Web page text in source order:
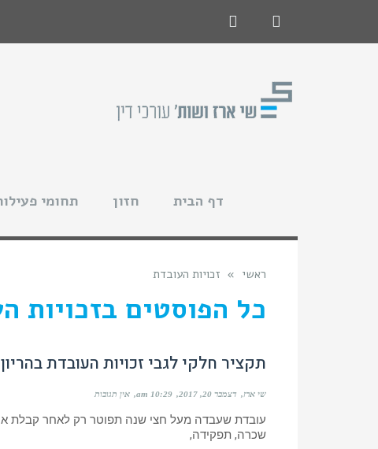
Facebook
LinkedIn
דף הבית חזון תחומי
ראשי » זכויות העובדת
כל הפוסטים בזכויות
תקציר חלקי לגבי זכויות העובדת בהריון
שי ארז דצמבר 20, 2017 10:29 am אין תגובות
עובדת שעבדה מעל חצי שנה תפוטר רק לאחר קבלת
שכרה, תפקידה,